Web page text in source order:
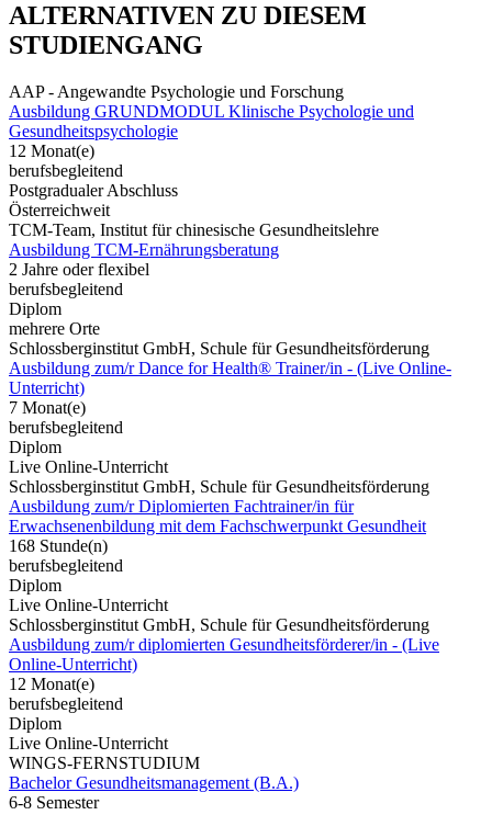
ALTERNATIVEN ZU DIESEM
STUDIENGANG
AAP - Angewandte Psychologie und Forschung
Ausbildung GRUNDMODUL Klinische Psychologie und
Gesundheitspsychologie
12 Monat(e)
berufsbegleitend
Postgradualer Abschluss
Österreichweit
TCM-Team, Institut für chinesische Gesundheitslehre
Ausbildung TCM-Ernährungsberatung
2 Jahre oder flexibel
berufsbegleitend
Diplom
mehrere Orte
Schlossberginstitut GmbH, Schule für Gesundheitsförderung
Ausbildung zum/r Dance for Health® Trainer/in - (Live Online-
Unterricht)
7 Monat(e)
berufsbegleitend
Diplom
Live Online-Unterricht
Schlossberginstitut GmbH, Schule für Gesundheitsförderung
Ausbildung zum/r Diplomierten Fachtrainer/in für
Erwachsenenbildung mit dem Fachschwerpunkt Gesundheit
168 Stunde(n)
berufsbegleitend
Diplom
Live Online-Unterricht
Schlossberginstitut GmbH, Schule für Gesundheitsförderung
Ausbildung zum/r diplomierten Gesundheitsförderer/in - (Live
Online-Unterricht)
12 Monat(e)
berufsbegleitend
Diplom
Live Online-Unterricht
WINGS-FERNSTUDIUM
Bachelor Gesundheitsmanagement (B.A.)
6-8 Semester